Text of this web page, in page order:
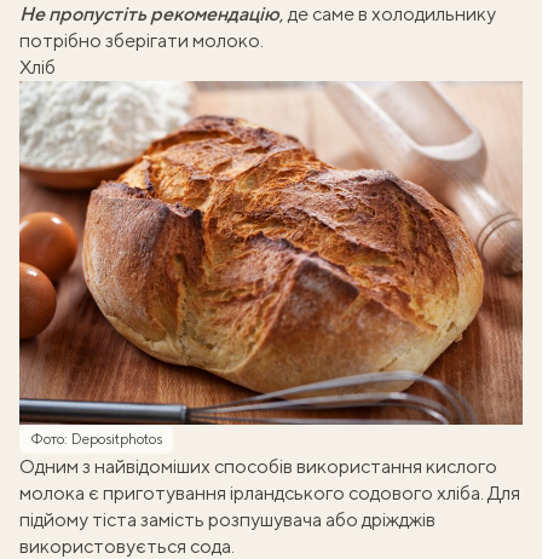
Не пропустіть рекомендацію, де саме в холодильнику
потрібно зберігати молоко.
Хліб
Фото: Depositphotos
Одним з найвідоміших способів використання кислого
молока є приготування ірландського содового хліба . Для
підйому тіста замість розпушувача або дріжджів
використовується сода.